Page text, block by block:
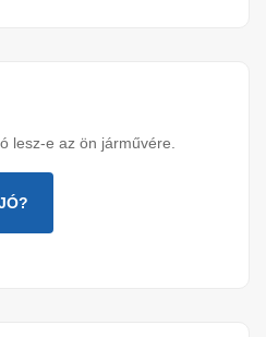
lesz-e az ön járművére.